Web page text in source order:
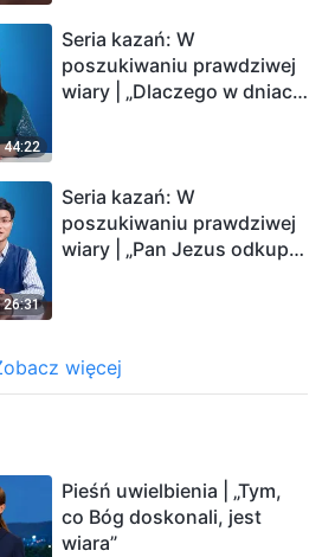
44:22
Seria kazań: W
poszukiwaniu prawdziwej
wiary | „Dlaczego w dniach
26:31
Seria kazań: W
poszukiwaniu prawdziwej
wiary | „Pan Jezus odkupił
więcej
Pieśń uwielbienia | „Tym,
co Bóg doskonali, jest
wiara”